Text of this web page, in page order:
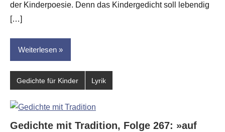
der Kinderpoesie. Denn das Kindergedicht soll lebendig
[…]
Weiterlesen
Gedichte für Kinder Lyrik
Gedichte mit Tradition, Folge 267: »auf